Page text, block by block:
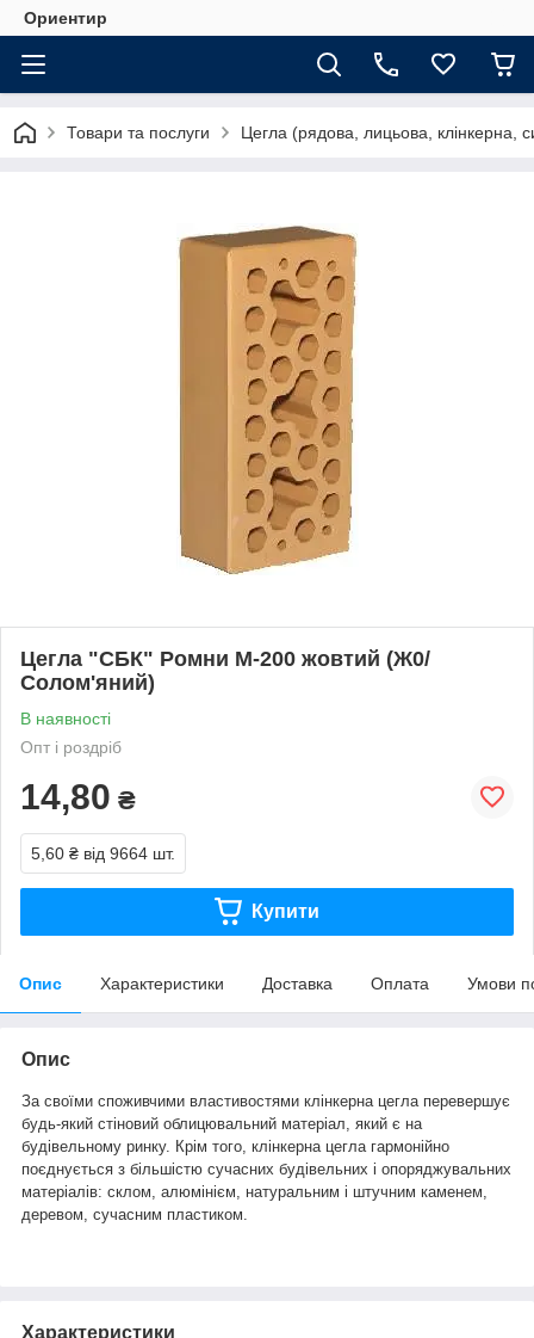
Ориентир
Товари та послуги Цегла (рядова, лицьова, клінкерна,
Цегла "СБК" Ромни М-200 жовтий (Ж0/
Солом'яний)
В наявності
Опт і роздріб
14,80 ₴
5,60 ₴ від 9664 шт.
Купити
Опис Характеристики Доставка Оплата Умови
Опис
За своїми споживчими властивостями клінкерна цегла перевершує
будь-який стіновий облицювальний матеріал, який є на
будівельному ринку. Крім того, клінкерна цегла гармонійно
поєднується з більшістю сучасних будівельних і опоряджувальних
матеріалів: склом, алюмінієм, натуральним і штучним каменем,
деревом, сучасним пластиком.
Характеристики